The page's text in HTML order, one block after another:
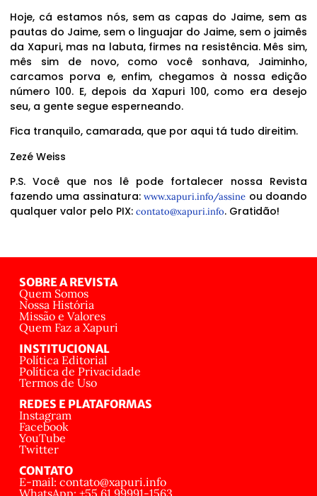
Hoje, cá estamos nós, sem as capas do Jaime, sem as
pautas do Jaime, sem o linguajar do Jaime, sem o jaimês
da Xapuri, mas na labuta, firmes na resistência. Mês sim,
mês sim de novo, como você sonhava, Jaiminho,
carcamos porva e, enfim, chegamos à nossa edição
número 100. E, depois da Xapuri 100, como era desejo
seu, a gente segue esperneando.
Fica tranquilo, camarada, que por aqui tá tudo direitim.
Zezé Weiss
P.S. Você que nos lê pode fortalecer nossa Revista
fazendo uma assinatura:www.xapuri.info/assine ou doando
qualquer valor pelo PIX: contato@xapuri.info. Gratidão!
SOBRE A REVISTA
Quem Somos
Nossa História
Missão e Valores
Quem Faz a Xapuri
INSTITUCIONAL
Política Editorial
Política de Privacidade
Termos de Uso
REDES E PLATAFORMAS
Instagram
Facebook
YouTube
Twitter
CONTATO
E-mail: contato@xapuri.info